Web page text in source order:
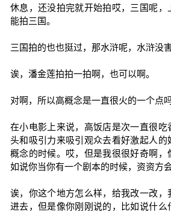
休息，还没拍完就开始拍哎，三国呢，
能拍三国。
三国拍的也也挺过，那水浒呢，水浒没害
诶，潘金莲拍拍一拍啊，也可以啊。
对啊，所以高概念是一直很火的一个点吗
在小电影上来说，高饭店是次一直很吃
头和吸引力来吸引观众去看好激起人的
概念的时候。哎，但是我很很好奇啊，
如说你当你有一个剧本的时候，资资方会
诶，你这个地方怎么样，给我改一改，
进去，但是像你刚刚说的，比如说什么